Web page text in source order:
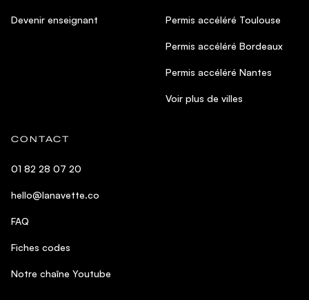
Devenir enseignant Permis accéléré Toulouse
Permis accéléré Bordeaux
Permis accéléré Nantes
Voir plus de villes
CONTACT
01 82 28 07 20
hello@lanavette.co
FAQ
Fiches codes
Notre chaîne Youtube